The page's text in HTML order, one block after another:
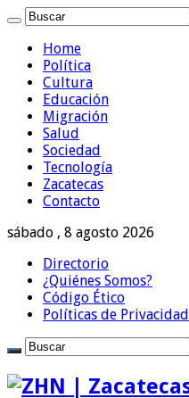
Home
Política
Cultura
Educación
Migración
Salud
Sociedad
Tecnología
Zacatecas
Contacto
sábado , 8 agosto 2026
Directorio
¿Quiénes Somos?
Código Ético
Políticas de Privacidad